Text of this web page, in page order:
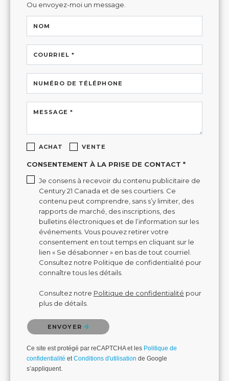
Ou envoyez-moi un message.
NOM
COURRIEL *
NUMÉRO DE TÉLÉPHONE
MESSAGE *
ACHAT VENTE
CONSENTEMENT À LA PRISE DE CONTACT *
Je consens à recevoir du contenu publicitaire de
Century 21 Canada et de ses courtiers. Ce
contenu peut comprendre, sans s’y limiter, des
rapports de marché, des inscriptions, des
bulletins électroniques et de l’information sur les
événements. Vous pouvez retirer votre
consentement en tout temps en cliquant sur le
lien « Se désabonner » en bas de tout courriel.
Consultez notre Politique de confidentialité pour
connaître tous les détails.
Consultez notre Politique de confidentialité pour
plus de détails.
Veuillez confirmer que vous n'êtes pas un robot.
ENVOYER
Ce site est protégé par reCAPTCHA et les Politique de
confidentialité etConditions d'utilisation de Google
s’appliquent.